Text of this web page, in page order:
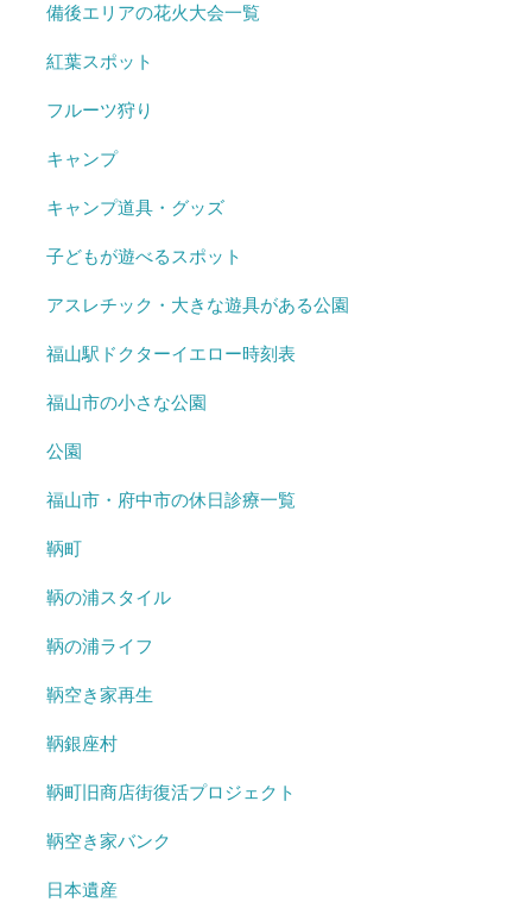
備後エリアの花火大会一覧
紅葉スポット
フルーツ狩り
キャンプ
キャンプ道具・グッズ
子どもが遊べるスポット
アスレチック・大きな遊具がある公園
福山駅ドクターイエロー時刻表
福山市の小さな公園
公園
福山市・府中市の休日診療一覧
鞆町
鞆の浦スタイル
鞆の浦ライフ
鞆空き家再生
鞆銀座村
鞆町旧商店街復活プロジェクト
鞆空き家バンク
日本遺産